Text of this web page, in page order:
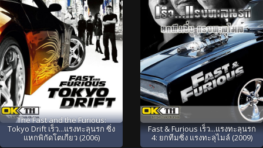
The Fast and the Furious:
Tokyo Drift เร็ว...แรงทะลุนรก ซิ่ง
แหกพิกัดโตเกียว (2006)
Fast & Furious เร็ว...แรงทะลุนรก
4: ยกทีมซิ่ง แรงทะลุไมล์ (2009)